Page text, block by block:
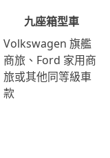
九座箱型車
Volkswagen 旗艦
商旅、Ford 家用商
旅或其他同等級車
款